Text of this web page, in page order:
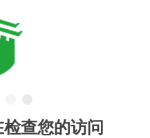
查您的访问